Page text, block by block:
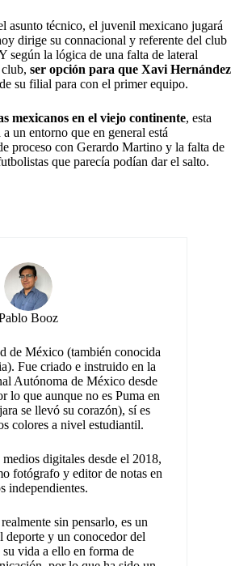
asunto técnico, el juvenil mexicano jugará
dirige su connacional y referente del club
según la lógica de una falta de lateral
ser opción para que Xavi Hernández
de su filial para con el primer equipo.
mexicanos en el viejo continente, esta
un entorno que en general está
proceso con Gerardo Martino y la falta de
que parecía podían dar el salto.
Booz
de México (también conocida
Fue criado e instruido en la
Autónoma de México desde
lo que aunque no es Puma en
se llevó su corazón), sí es
colores a nivel estudiantil.
digitales desde el 2018,
fotógrafo y editor de notas en
independientes.
sin pensarlo, es un
deporte y un conocedor del
vida a ello en forma de